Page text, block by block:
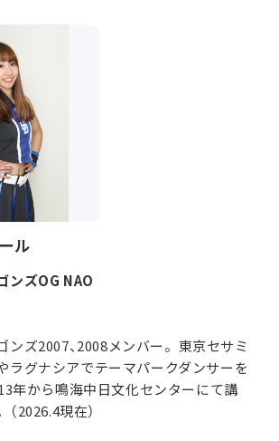
ル
ンズOG NAO
ンズ2007、2008メンバー。東京セサミ
ラグナシアでテーマパークダンサーを
年から鳴海中日文化センターにて講
2026.4現在）